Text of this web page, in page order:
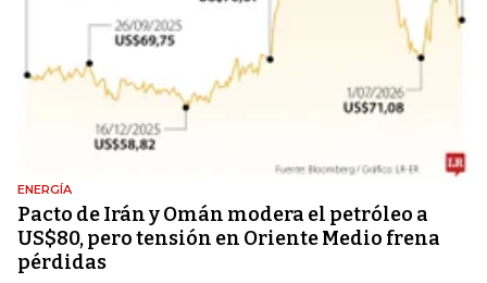
ENERGÍA
Pacto de Irán y Omán modera el petróleo a
US$80, pero tensión en Oriente Medio frena
pérdidas